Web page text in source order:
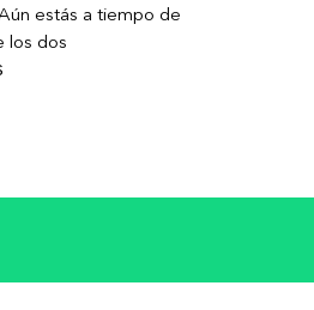
estás a tiempo de
los dos